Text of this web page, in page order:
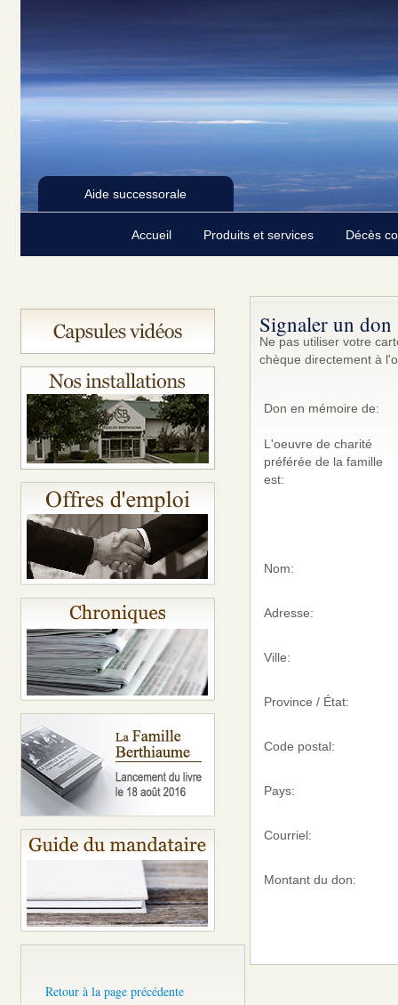
Aide successorale
Accueil Produits et services Décès
Retour à la page précédente
Signaler un don
Ne pas utiliser votre
chèque directement à
Don en mémoire de:
L'oeuvre de charité
préférée de la famille
est:
Nom:
Adresse:
Ville:
Province / État:
Code postal:
Pays:
Courriel:
Montant du don: